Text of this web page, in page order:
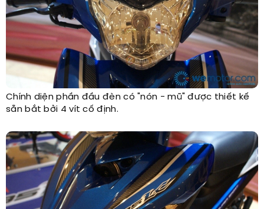
Chính diện phần đầu đèn có "nón - mũ" được thiết kế
sẵn bắt bởi 4 vít cố định.